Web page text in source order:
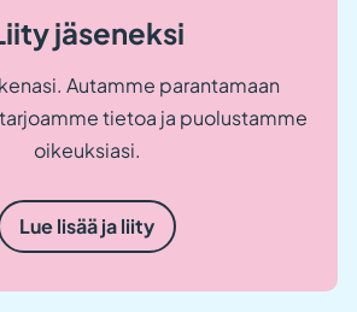
jäseneksi
Autamme parantamaan
tietoa ja puolustamme
oikeuksiasi.
Lue lisää ja liity